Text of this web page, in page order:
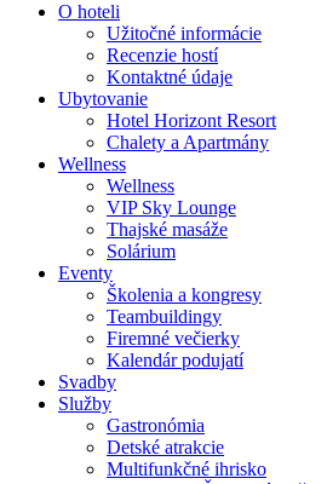
O hoteli
Užitočné informácie
Recenzie hostí
Kontaktné údaje
Ubytovanie
Hotel Horizont Resort
Chalety a Apartmány
Wellness
Wellness
VIP Sky Lounge
Thajské masáže
Solárium
Eventy
Školenia a kongresy
Teambuildingy
Firemné večierky
Kalendár podujatí
Svadby
Služby
Gastronómia
Detské atrakcie
Multifunkčné ihrisko